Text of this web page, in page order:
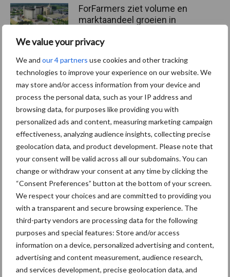
We value your privacy
We and our 4 partners use cookies and other tracking
technologies to improve your experience on our website. We
may store and/or access information from your device and
process the personal data, such as your IP address and
browsing data, for purposes like providing you with
personalized ads and content, measuring marketing campaign
effectiveness, analyzing audience insights, collecting precise
geolocation data, and product development. Please note that
your consent will be valid across all our subdomains. You can
change or withdraw your consent at any time by clicking the
“Consent Preferences” button at the bottom of your screen.
We respect your choices and are committed to providing you
with a transparent and secure browsing experience. The
third-party vendors are processing data for the following
purposes and special features: Store and/or access
information on a device, personalized advertising and content,
advertising and content measurement, audience research,
and services development, precise geolocation data, and
ForFarmers ziet volume en
marktaandeel groeien in
markt
Themapagina's
Diergezondheid Bemesting Fokkerij
Bedrijfsnieuws
Ligbox &
Voerhekken
Toon meer